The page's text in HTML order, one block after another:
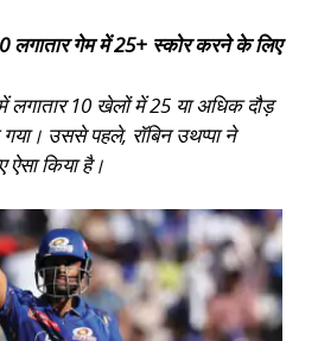
लगातार गेम में 25+ स्कोर करने के लिए
लगातार 10 खेलों में 25 या अधिक दौड़
उससे पहले, रॉबिन उथप्पा ने
किया है।